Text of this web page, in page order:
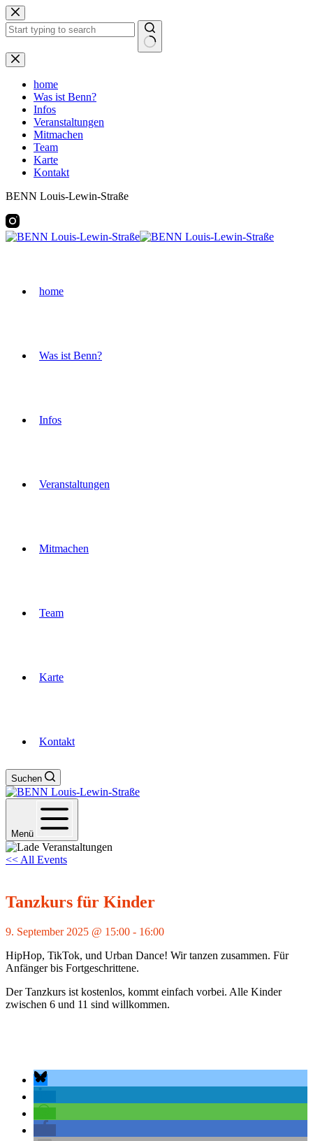
Zum
Inhalt
springen
Keine
Ergebnisse
home
Was ist Benn?
Infos
Veranstaltungen
Mitmachen
Team
Karte
Kontakt
BENN Louis-Lewin-Straße
home
Was ist Benn?
Infos
Veranstaltungen
Mitmachen
Team
Karte
Kontakt
Suchen
Menü
<< All Events
Tanzkurs für Kinder
9. September 2025 @ 15:00 - 16:00
HipHop, TikTok, und Urban Dance! Wir tanzen zusammen. Für
Anfänger bis Fortgeschrittene.
Der Tanzkurs ist kostenlos, kommt einfach vorbei. Alle Kinder
zwischen 6 und 11 sind willkommen.